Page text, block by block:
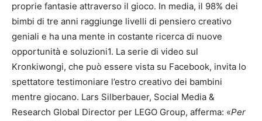
proprie fantasie attraverso il gioco. In media, il 98% dei
bimbi di tre anni raggiunge livelli di pensiero creativo
geniali e ha una mente in costante ricerca di nuove
opportunità e soluzioni1. La serie di video sul
Kronkiwongi, che può essere vista su Facebook, invita lo
spettatore testimoniare l’estro creativo dei bambini
mentre giocano. Lars Silberbauer, Social Media &
Research Global Director per LEGO Group, afferma: «Per